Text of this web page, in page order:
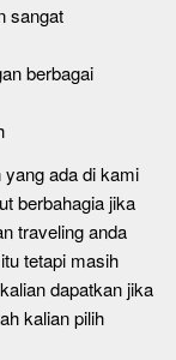
sangat
berbagai
ada di kami
berbahagia jika
traveling anda
tetapi masih
dapatkan jika
kalian pilih